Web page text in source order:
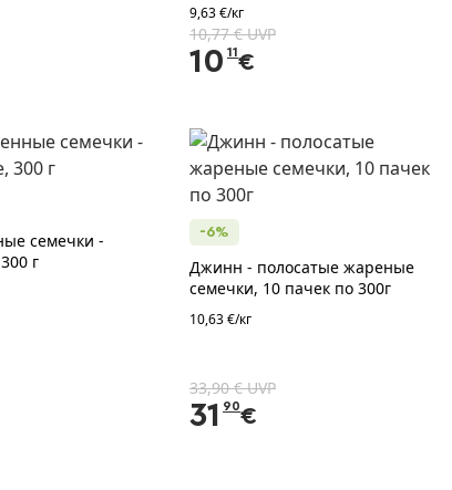
9,63 €/кг
10,77 € UVP
10 11€
семечки -
г
-6%
Джинн - полосатые жареные
семечки, 10 пачек по 300г
10,63 €/кг
33,90 € UVP
31 90€